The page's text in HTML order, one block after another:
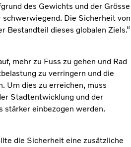
des Gewichts und der Grösse
schwerwiegend. Die Sicherheit von
Bestandteil dieses globalen Ziels.“
mehr zu Fuss zu gehen und Rad
zu verringern und die
Um dies zu erreichen, muss
Stadtentwicklung und der
stärker einbezogen werden.
die Sicherheit eine zusätzliche